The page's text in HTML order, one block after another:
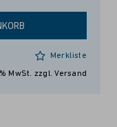
Merkliste
MwSt. zzgl. Versand